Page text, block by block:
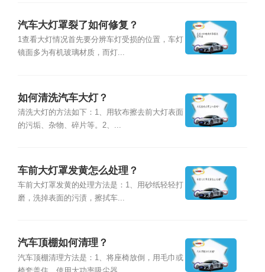
汽车大灯罩裂了如何修复？
1查看大灯情况首先要分辨车灯受损的位置，车灯
镜面多为有机玻璃材质，而灯...
如何清洗汽车大灯？
清洗大灯的方法如下：1、用软布擦去前大灯表面
的污垢、杂物、碎片等。2、...
车前大灯罩发黄怎么处理？
车前大灯罩发黄的处理方法是：1、用砂纸轻轻打
磨，洗掉表面的污渍，擦拭车...
汽车顶棚如何清理？
汽车顶棚清理方法是：1、将座椅放倒，用毛巾或